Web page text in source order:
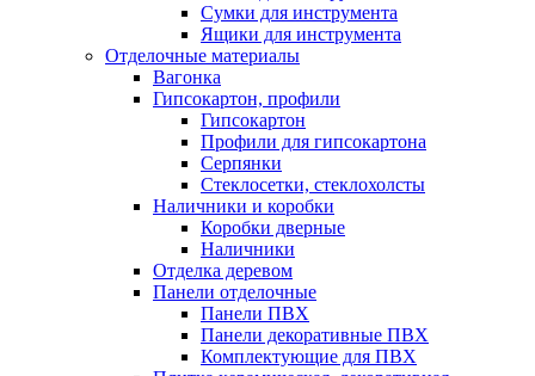
Сумки для инструмента
Ящики для инструмента
Отделочные материалы
Вагонка
Гипсокартон, профили
Гипсокартон
Профили для гипсокартона
Серпянки
Стеклосетки, стеклохолсты
Наличники и коробки
Коробки дверные
Наличники
Отделка деревом
Панели отделочные
Панели ПВХ
Панели декоративные ПВХ
Комплектующие для ПВХ